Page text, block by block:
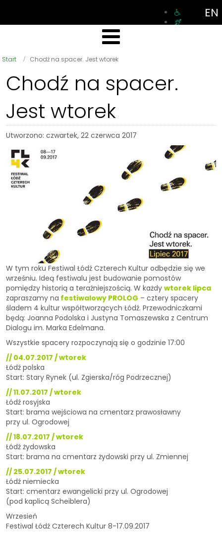
EN
Start Chodź na spacer. Jest wtorek
Chodź na spacer.
Jest wtorek
Utworzono: czwartek, 22 czerwca 2017
W tym roku Festiwal Łódź Czterech Kultur odbędzie się we
wrześniu. Ideą festiwalu jest budowanie pomostów
pomiędzy historią a teraźniejszością. W każdy wtorek lipca
zapraszamy na festiwalowy PROLOG – cztery spacery
śladem 4 kultur współtworzących Łódź. Przewodniczkami
będą: Joanna Podolska i Justyna Tomaszewska z Centrum
Dialogu im. Marka Edelmana.
Wszystkie spacery rozpoczynają się o godzinie 17:00
// 04.07.2017 / wtorek
Łódź polska
Start: Stary Rynek (ul. Zgierska/róg Podrzecznej)
// 11.07.2017 / wtorek
Łódź rosyjska
Start: brama wejściowa na cmentarz prawosławny
przy ul. Ogrodowej
// 18.07.2017 / wtorek
Łódź żydowska
Start: brama na cmentarz żydowski przy ul. Zmiennej
// 25.07.2017 / wtorek
Łódź niemiecka
Start: cmentarz ewangelicki przy ul. Ogrodowej
(pod kaplicą Scheiblera)
Wrzesień
Festiwal Łódź Czterech Kultur 8-17.09.2017